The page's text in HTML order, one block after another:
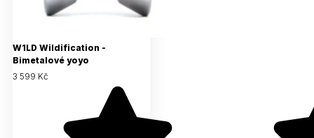
W1LD Wildification -
Bimetalové yoyo
3 599 Kč